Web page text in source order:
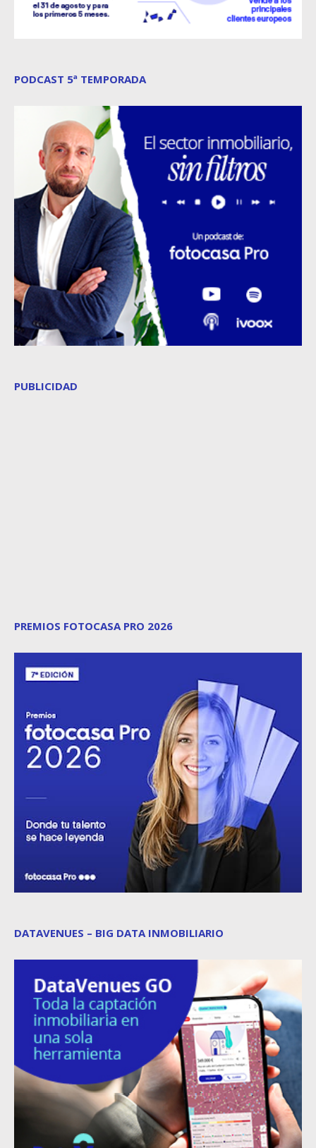
PODCAST 5ª TEMPORADA
PUBLICIDAD
PREMIOS FOTOCASA PRO 2026
DATAVENUES – BIG DATA INMOBILIARIO